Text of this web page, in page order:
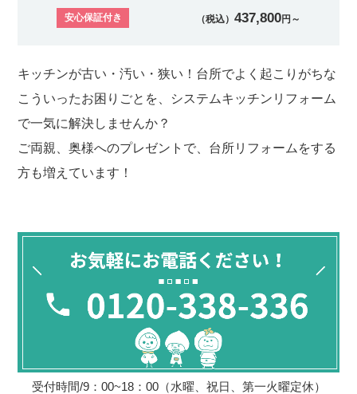
安心保証付き （税込）437,800円～
キッチンが古い・汚い・狭い！台所でよく起こりがちな
こういったお困りごとを、システムキッチンリフォーム
で一気に解決しませんか？
ご両親、奥様へのプレゼントで、台所リフォームをする
方も増えています！
受付時間/9：00~18：00（水曜、祝日、第一火曜定休）